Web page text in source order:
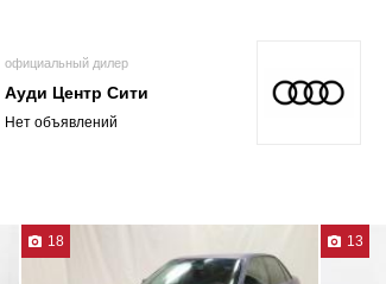
официальный дилер
Ауди Центр Сити
Нет объявлений
18 13